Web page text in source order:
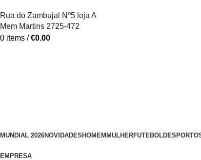
Rua do Zambujal Nº5 loja A
Mem Martins 2725-472
0 items / €0.00
MUNDIAL 2026NOVIDADESHOMEMMULHERFUTEBOL
EMPRESA